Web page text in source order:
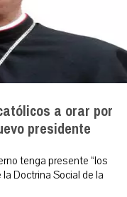
a orar por
presidente
tenga presente “los
Doctrina Social de la